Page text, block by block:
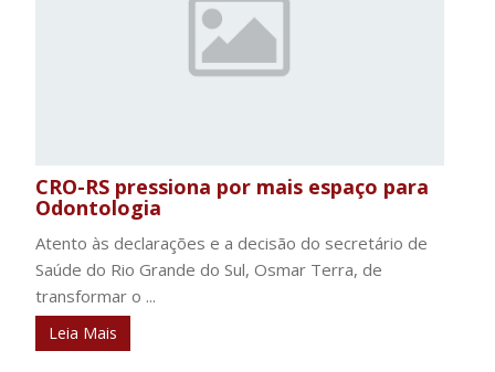
CRO-RS pressiona por mais espaço para
Odontologia
Atento às declarações e a decisão do secretário de
Saúde do Rio Grande do Sul, Osmar Terra, de
transformar o ...
Leia Mais